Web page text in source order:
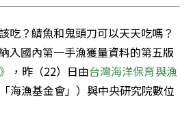
吃？鯖魚和鬼頭刀可以天天吃嗎？
入國內第一手漁獲量資料的第五版
，昨（22）日由台灣海洋保育與漁
海漁基金會」）與中央研究院數位